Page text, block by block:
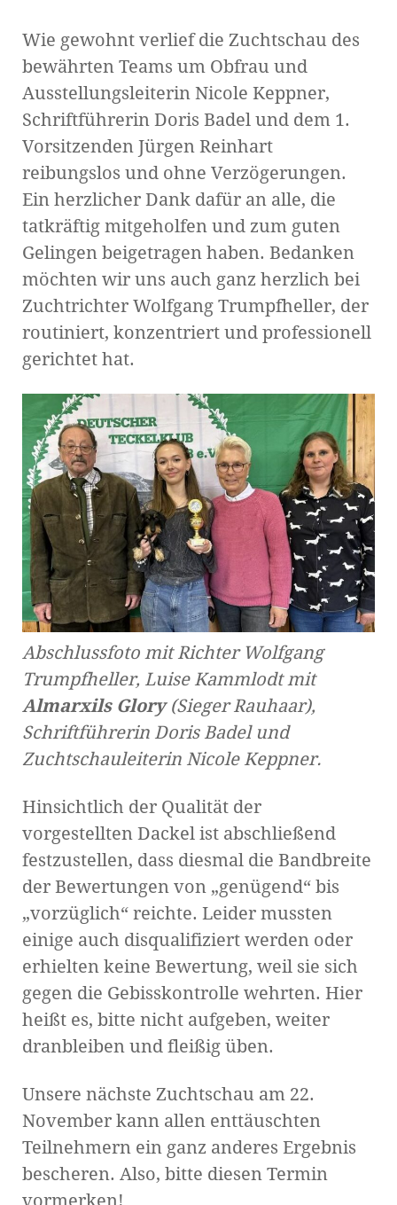
Wie gewohnt verlief die Zuchtschau des
bewährten Teams um Obfrau und
Ausstellungsleiterin Nicole Keppner,
Schriftführerin Doris Badel und dem 1.
Vorsitzenden Jürgen Reinhart
reibungslos und ohne Verzögerungen.
Ein herzlicher Dank dafür an alle, die
tatkräftig mitgeholfen und zum guten
Gelingen beigetragen haben. Bedanken
möchten wir uns auch ganz herzlich bei
Zuchtrichter Wolfgang Trumpfheller, der
routiniert, konzentriert und professionell
gerichtet hat.
Abschlussfoto mit Richter Wolfgang
Trumpfheller, Luise Kammlodt mit
Almarxils Glory(Sieger Rauhaar),
Schriftführerin Doris Badel und
Zuchtschauleiterin Nicole Keppner.
Hinsichtlich der Qualität der
vorgestellten Dackel ist abschließend
festzustellen, dass diesmal die Bandbreite
der Bewertungen von „genügend“ bis
„vorzüglich“ reichte. Leider mussten
einige auch disqualifiziert werden oder
erhielten keine Bewertung, weil sie sich
gegen die Gebisskontrolle wehrten. Hier
heißt es, bitte nicht aufgeben, weiter
dranbleiben und fleißig üben.
Unsere nächste Zuchtschau am 22.
November kann allen enttäuschten
Teilnehmern ein ganz anderes Ergebnis
bescheren. Also, bitte diesen Termin
vormerken!